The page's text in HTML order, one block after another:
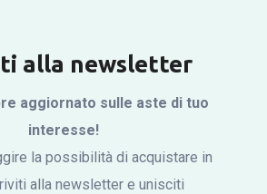
alla newsletter
aggiornato sulle aste di tuo
interesse!
la possibilità di acquistare in
alla newsletter e unisciti